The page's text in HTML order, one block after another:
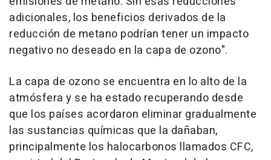
adicionales, los beneficios derivados de la
reducción de metano podrían tener un impacto
negativo no deseado en la capa de ozono".
La capa de ozono se encuentra en lo alto de la
atmósfera y se ha estado recuperando desde
que los países acordaron eliminar gradualmente
las sustancias químicas que la dañaban,
principalmente los halocarbonos llamados CFC,